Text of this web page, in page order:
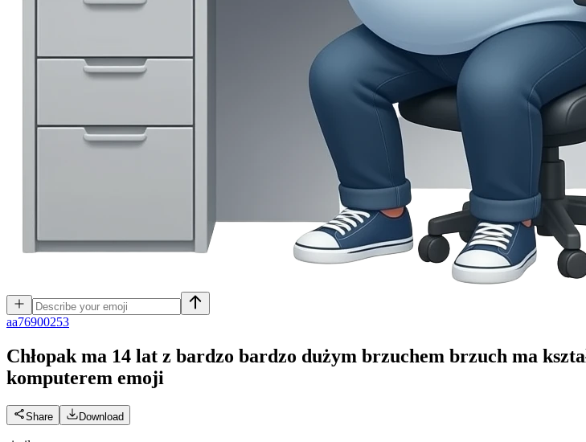
aa76900253
Chłopak ma 14 lat z bardzo bardzo dużym brzuchem brzuch ma
komputerem emoji
Share Download